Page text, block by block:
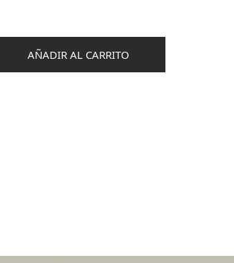
AÑADIR AL CARRITO